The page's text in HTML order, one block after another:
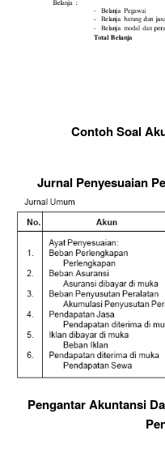
Contoh Soal
Jurnal Penyesuaian
Pengantar Akuntansi